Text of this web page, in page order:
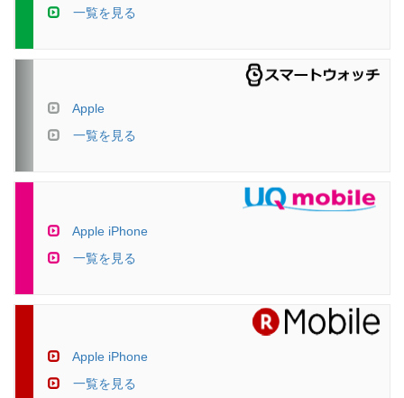
一覧を見る
Apple
一覧を見る
Apple iPhone
一覧を見る
Apple iPhone
一覧を見る